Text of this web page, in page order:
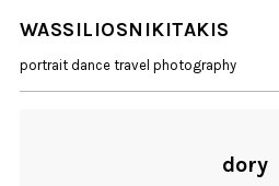
WASSILIOSNIKITAKIS
portrait dance travel photography
dory